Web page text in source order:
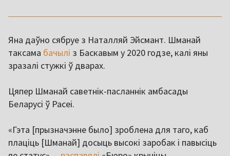
Яна даўно сябруе з Наталляй Эйсмант. Шманай
таксама бачылі з Баскавым у 2020 годзе, калі яны
зразалі стужкі ў дварах.
Цяпер Шманай саветнік-пасланнік амбасады
Беларусі ў Расеі.
«Гэта [прызначэнне было] зроблена для таго, каб
плаціць [Шманай] досыць высокі заробак і павысіць